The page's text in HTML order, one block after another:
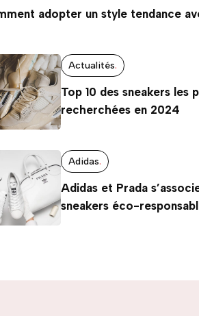
adopter un style tendance
Top 10 des sneakers les
recherchées en 2024
Actualités.
Adidas et Prada
sneakers éco-
Adidas.